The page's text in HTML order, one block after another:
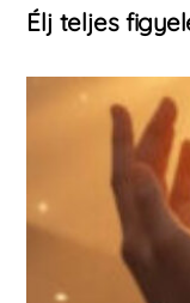
Élj teljes